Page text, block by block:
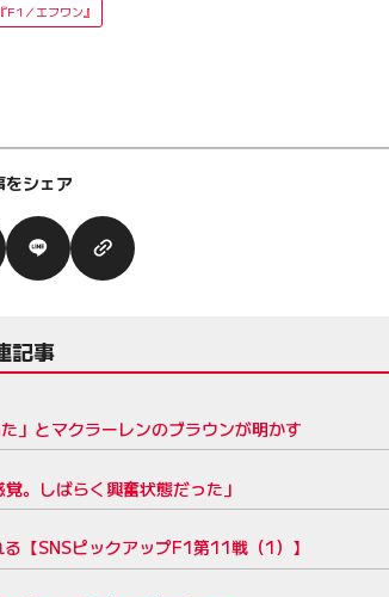
F1／エフワン』
をシェア
記事
」とマクラーレンのブラウンが明かす
。しばらく興奮状態だった」
【SNSピックアップF1第11戦（1）】